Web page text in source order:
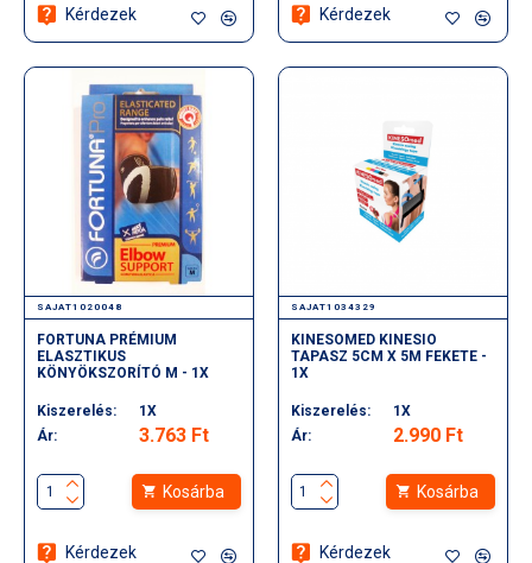
Kérdezek Kérdezek
SAJAT1020048
FORTUNA PRÉMIUM
ELASZTIKUS
KÖNYÖKSZORÍTÓ M - 1X
Kiszerelés:
1X
Ár:
3.763 Ft
Kosárba
Kérdezek
SAJAT1034329
KINESOMED KINESIO
TAPASZ 5CM X 5M FEKETE -
1X
Kiszerelés:
1X
Ár:
2.990 Ft
Kosárba
Kérdezek